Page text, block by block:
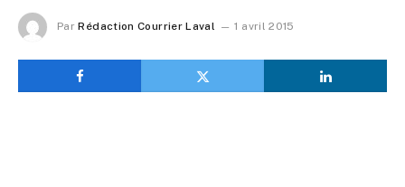
Par Rédaction Courrier Laval 1 avril 2015